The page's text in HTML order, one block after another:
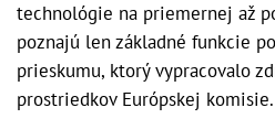
technológie na priemernej až
poznajú len základné funkcie
prieskumu, ktorý vypracovalo
prostriedkov Európskej komisie.